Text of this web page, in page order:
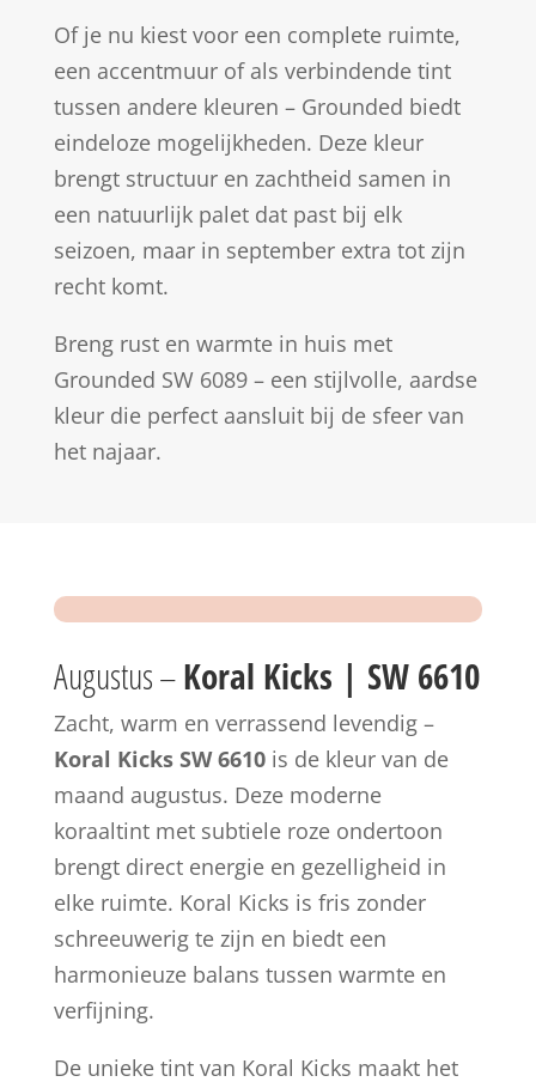
Of je nu kiest voor een complete ruimte,
een accentmuur of als verbindende tint
tussen andere kleuren – Grounded biedt
eindeloze mogelijkheden. Deze kleur
brengt structuur en zachtheid samen in
een natuurlijk palet dat past bij elk
seizoen, maar in september extra tot zijn
recht komt.
Breng rust en warmte in huis met
Grounded SW 6089 – een stijlvolle, aardse
kleur die perfect aansluit bij de sfeer van
het najaar.
Augustus –Koral Kicks | SW 6610
Zacht, warm en verrassend levendig –
Koral Kicks SW 6610is de kleur van de
maand augustus. Deze moderne
koraaltint met subtiele roze ondertoon
brengt direct energie en gezelligheid in
elke ruimte. Koral Kicks is fris zonder
schreeuwerig te zijn en biedt een
harmonieuze balans tussen warmte en
verfijning.
De unieke tint van Koral Kicks maakt het